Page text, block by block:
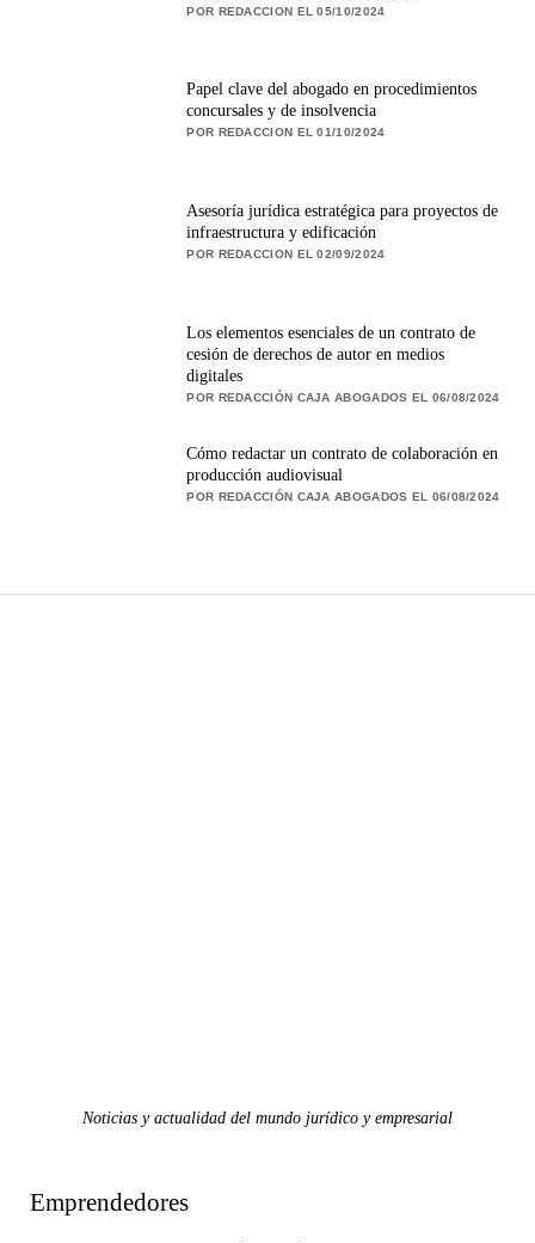
POR REDACCION EL 05/10/2024
Papel clave del abogado en procedimientos
concursales y de insolvencia
POR REDACCION EL 01/10/2024
Asesoría jurídica estratégica para proyectos de
infraestructura y edificación
POR REDACCION EL 02/09/2024
Los elementos esenciales de un contrato de
cesión de derechos de autor en medios
digitales
POR REDACCIÓN CAJA ABOGADOS EL 06/08/2024
Cómo redactar un contrato de colaboración en
producción audiovisual
POR REDACCIÓN CAJA ABOGADOS EL 06/08/2024
Noticias y actualidad del mundo jurídico y empresarial
Emprendedores